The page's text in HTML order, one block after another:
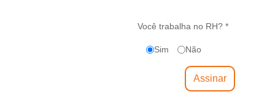
Você trabalha no RH? *
Sim Não